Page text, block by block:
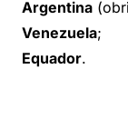
Argentina
Venezuela;
Equador.